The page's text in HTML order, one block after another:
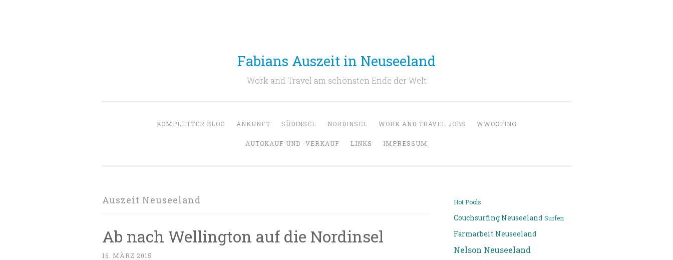
Fabians Auszeit in Neuseeland
Work and Travel am schönsten Ende der Welt
KOMPLETTER BLOG ANKUNFT SÜDINSEL NORDINSEL WORK AND TRAVEL JOBS WWOOFING
AUTOKAUF UND -VERKAUF LINKS IMPRESSUM
Auszeit Neuseeland
Ab nach Wellington auf die Nordinsel
16. MÄRZ 2015
Hot Pools
Couchsurfing Neuseeland Surfen
Farmarbeit Neuseeland
Nelson Neuseeland